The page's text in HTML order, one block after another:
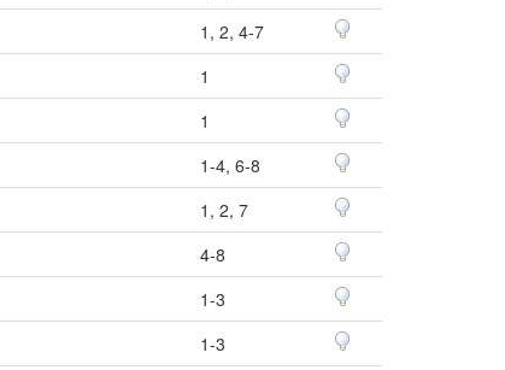
1, 2, 4-7
1
1
1-4, 6-8
1, 2, 7
4-8
1-3
1-3